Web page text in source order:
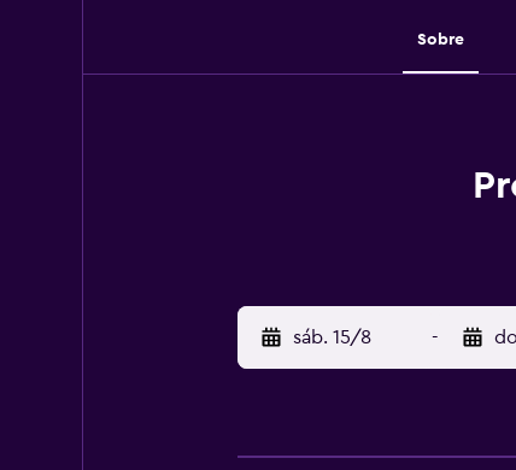
Sobre
sáb. 15/8 -